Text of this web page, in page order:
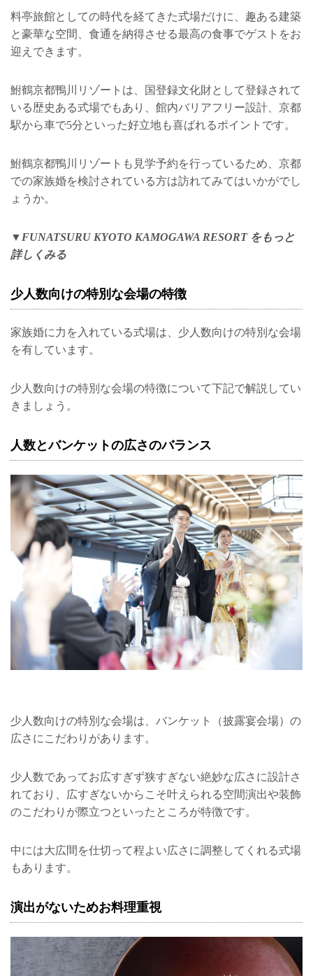
料亭旅館としての時代を経てきた式場だけに、趣ある建築
と豪華な空間、食通を納得させる最高の食事でゲストをお
迎えできます。
鮒鶴京都鴨川リゾートは、国登録文化財として登録されて
いる歴史ある式場でもあり、館内バリアフリー設計、京都
駅から車で5分といった好立地も喜ばれるポイントです。
鮒鶴京都鴨川リゾートも見学予約を行っているため、京都
での家族婚を検討されている方は訪れてみてはいかがでし
ょうか。
▼FUNATSURU KYOTO KAMOGAWA RESORT をもっと
詳しくみる
少人数向けの特別な会場の特徴
家族婚に力を入れている式場は、少人数向けの特別な会場
を有しています。
少人数向けの特別な会場の特徴について下記で解説してい
きましょう。
人数とバンケットの広さのバランス
少人数向けの特別な会場は、バンケット（披露宴会場）の
広さにこだわりがあります。
少人数であってお広すぎず狭すぎない絶妙な広さに設計さ
れており、広すぎないからこそ叶えられる空間演出や装飾
のこだわりが際立つといったところが特徴です。
中には大広間を仕切って程よい広さに調整してくれる式場
もあります。
演出がないためお料理重視